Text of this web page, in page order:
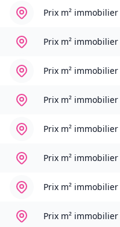
Prix m² immobilier
Prix m² immobilier
Prix m² immobilier
Prix m² immobilier
Prix m² immobilier
Prix m² immobilier
Prix m² immobilier
Prix m² immobilier